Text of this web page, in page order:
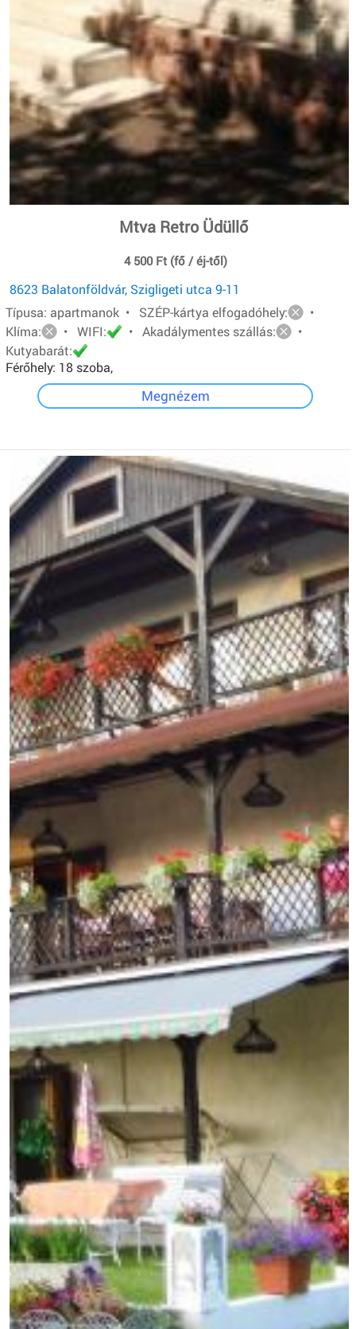
Mtva Retro Üdüllő
4 500 Ft (fő / éj-től)
8623 Balatonföldvár, Szigligeti utca 9-11
Típusa: apartmanok • SZÉP-kártya elfogadóhely:
•
Klíma:
• WIFI: • Akadálymentes szállás:
•
Kutyabarát:
Férőhely: 18 szoba,
Megnézem